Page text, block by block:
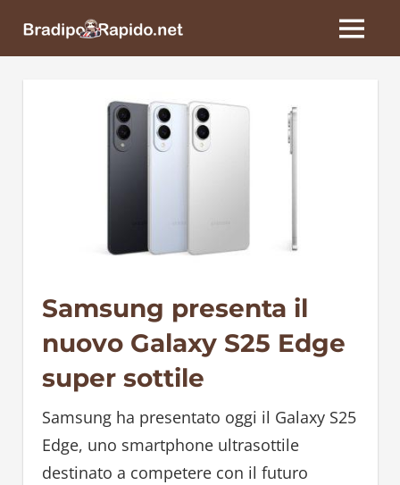
BradipoRapido.net
MENU
Samsung presenta il
nuovo Galaxy S25 Edge
super sottile
Samsung ha presentato oggi il Galaxy S25
Edge, uno smartphone ultrasottile
destinato a competere con il futuro